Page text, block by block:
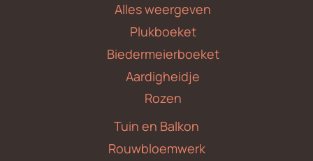
Alles weergeven
Plukboeket
Biedermeierboeket
Aardigheidje
Rozen
Tuin en Balkon
Rouwbloemwerk